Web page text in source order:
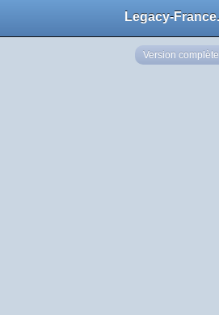
Version complète